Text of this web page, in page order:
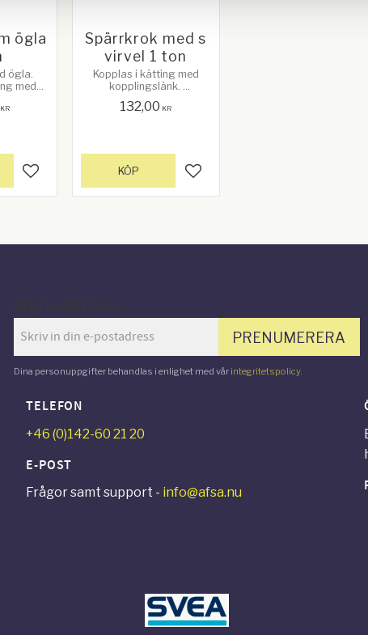
ögla
ögla.
med
på
KR
Lägg till i favoriter
Spärrkrok med s
virvel 1 ton
Kopplas i kätting med
kopplingslänk. ​
obelastad krok. Max last:
132,00 KR
Lägg till i favoriter
KÖP
PRENUMERERA
Dina personuppgifter behandlas i enlighet med vår integritetspolicy.
TELEFON
+46 (0)142-60 21 20
E-POST
Frågor samt support - info@afsa.nu